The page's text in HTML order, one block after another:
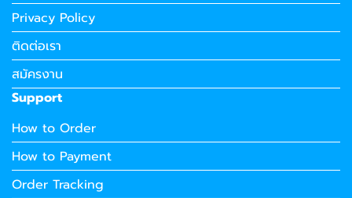
Privacy Policy
ติดต่อเรา
สมัครงาน
Support
How to Order
How to Payment
Order Tracking